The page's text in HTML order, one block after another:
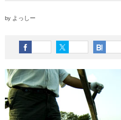
by よっしー